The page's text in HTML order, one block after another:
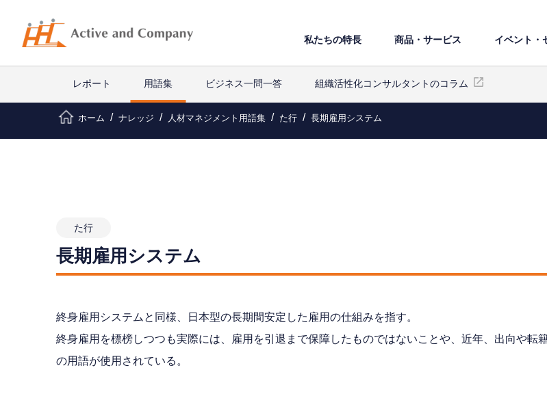
私たちの特⻑ 商品・サービス イベント・
レポート 用語集 ビジネス一問一答 組織活性化コンサルタントのコラム
ホーム ナレッジ 人材マネジメント用語集 た行 長期雇用システム
た行
長期雇用システム
終身雇用システムと同様、日本型の長期間安定した雇用の仕組みを指す。
終身雇用を標榜しつつも実際には、雇用を引退まで保障したものではないことや、近年、出向や転
の用語が使用されている。